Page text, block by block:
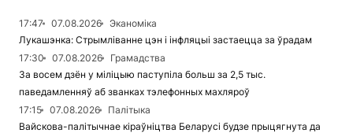
17:47 07.08.2026
Эканоміка
Лукашэнка: Стрымліванне цэн і інфляцыі застаецца за ўрадам
17:30
07.08.2026
Грамадства
За восем дзён у міліцыю паступіла больш за 2,5 тыс.
паведамленняў аб званках тэлефонных махляроў
17:15
07.08.2026
Палітыка
Вайскова-палітычнае кіраўніцтва Беларусі будзе прыцягнута да